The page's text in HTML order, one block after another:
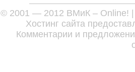
© 2001 — 2012 ВМиК – Online!
Хостинг сайта
Комментарии и